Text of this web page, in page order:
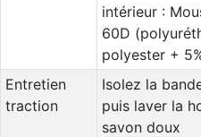
intérieur :
60D
polyester +
Entretien
traction
Isolez la
puis laver la
savon doux